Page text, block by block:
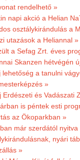
rendelhető »
napi akció a Helian
osztálykirándulás a
utazások a Heliannal »
a Sefag Zrt. éves
Skanzen hétvégén
lehetőség a tanulni
»
Erdészeti és Vadászati
is péntek esti
az Ökoparkban »
már szerdától
nyári
»